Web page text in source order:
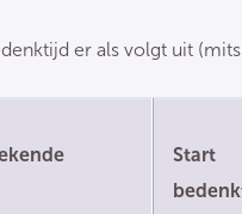
er als volgt uit
Start